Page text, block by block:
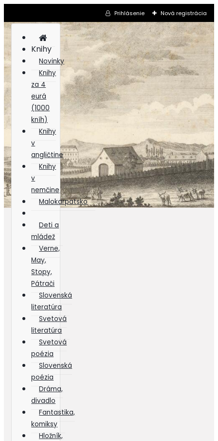
Prihlásenie Nová registrácia
Knihy
Novinky
Knihy
za 4
eurá
(1000
kníh)
Knihy
v
angličtine
Knihy
v
nemčine
Malokarpatsko
Deti a
mládež
Verne,
May,
Stopy,
Pátrači
Slovenská
literatúra
Svetová
literatúra
Svetová
poézia
Slovenská
poézia
Dráma,
divadlo
Fantastika,
komiksy
Hložník,